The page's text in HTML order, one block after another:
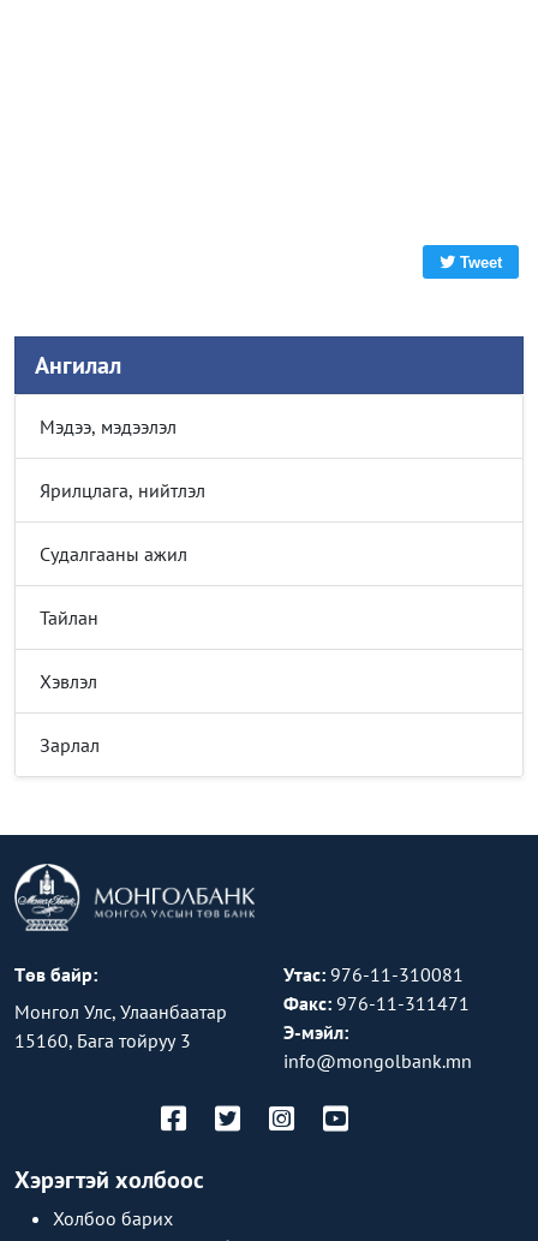
Tweet
Ангилал
Мэдээ, мэдээлэл
Ярилцлага, нийтлэл
Судалгааны ажил
Тайлан
Хэвлэл
Зарлал
Төв байр:
Монгол Улс, Улаанбаатар
15160, Бага тойруу 3
Утас: 976-11-310081
Факс: 976-11-311471
Э-мэйл:
info@mongolbank.mn
Хэрэгтэй холбоос
Холбоо барих